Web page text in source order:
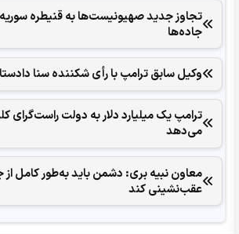
تجاوز جدید صهیونیست‌ها به قنیطره
جاده‌ها
وکیل سابق ترامپ با رأی شکننده سنا
ترامپ یک میلیارد دلار به دولت راست‌گرای
می‌دهد
معاون نبیه بری: دشمن باید به‌طور کامل از
عقب‌نشینی کند